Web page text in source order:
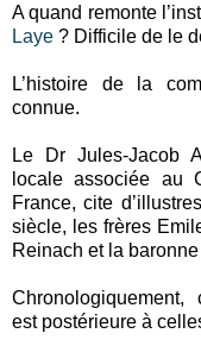
A quand remonte
Laye ? Difficile de le
L’histoire de la
connue.
Le Dr Jules-Jacob
locale associée au
France, cite
siècle, les frères
Reinach et la
Chronologiquement,
est postérieure à